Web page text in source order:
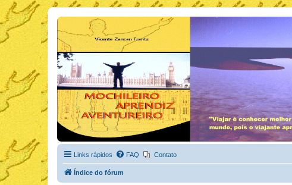
Links rápidos FAQ Contato
Índice do fórum